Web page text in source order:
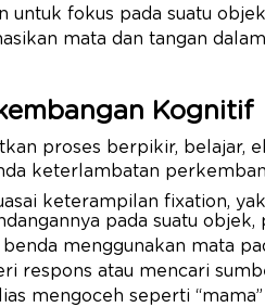
untuk fokus pada suatu
mata dan tangan
Kognitif
proses berpikir, belajar,
keterlambatan
keterampilan fixation,
pada suatu objek,
menggunakan mata
respons atau mencari
mengoceh seperti “mama”